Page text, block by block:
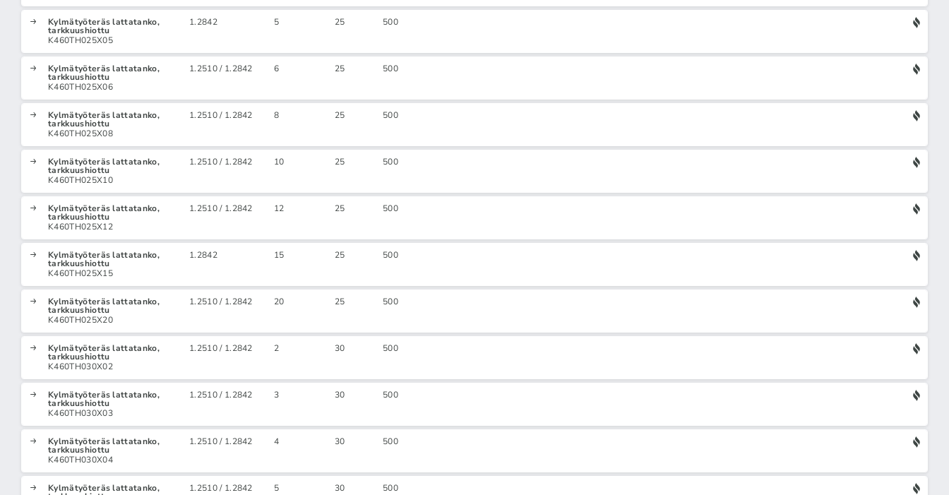
Kylmätyöteräs lattatanko,
tarkkuushiottu
K460TH025X05
1.2842 5 25 500
Kylmätyöteräs lattatanko,
tarkkuushiottu
K460TH025X06
1.2510 / 1.2842 6 25 500
Kylmätyöteräs lattatanko,
tarkkuushiottu
K460TH025X08
1.2510 / 1.2842 8 25 500
Kylmätyöteräs lattatanko,
tarkkuushiottu
K460TH025X10
1.2510 / 1.2842 10 25 500
Kylmätyöteräs lattatanko,
tarkkuushiottu
K460TH025X12
1.2510 / 1.2842 12 25 500
Kylmätyöteräs lattatanko,
tarkkuushiottu
K460TH025X15
1.2842 15 25 500
Kylmätyöteräs lattatanko,
tarkkuushiottu
K460TH025X20
1.2510 / 1.2842 20 25 500
Kylmätyöteräs lattatanko,
tarkkuushiottu
K460TH030X02
1.2510 / 1.2842 2 30 500
Kylmätyöteräs lattatanko,
tarkkuushiottu
K460TH030X03
1.2510 / 1.2842 3 30 500
Kylmätyöteräs lattatanko,
tarkkuushiottu
K460TH030X04
1.2510 / 1.2842 4 30 500
Kylmätyöteräs lattatanko, 1.2510 / 1.2842 5 30 500